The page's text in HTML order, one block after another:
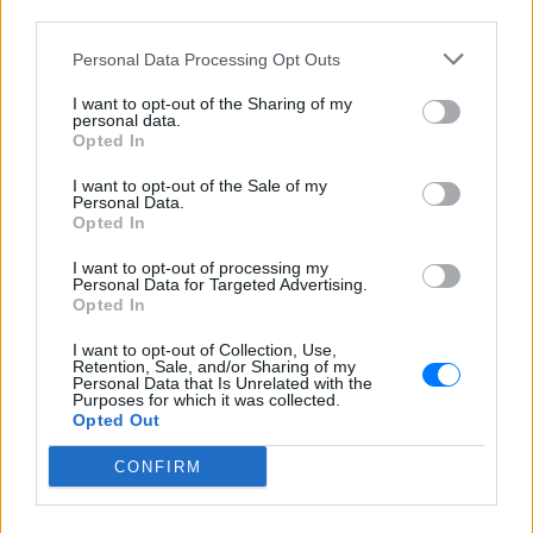
Personal Data Processing Opt Outs
I want to opt-out of the Sharing of my
personal data.
Opted In
I want to opt-out of the Sale of my
Personal Data.
Opted In
I want to opt-out of processing my
Personal Data for Targeted Advertising.
Opted In
I want to opt-out of Collection, Use,
Retention, Sale, and/or Sharing of my
Personal Data that Is Unrelated with the
Purposes for which it was collected.
Opted Out
CONFIRM
ΔΕΙΤΕ ΕΠΙΣΗΣ
ΣΤΗΝ ΙΔΙΑ ΚΑΤΗΓΟΡΙΑ
και βραδινές έξοδοι στη
Μύκονο – Οι φωτογραφίες της
ΣΉΜΕΡΑ
Instagram σειρά στιγμιότυπων από τις
των ανέμων».